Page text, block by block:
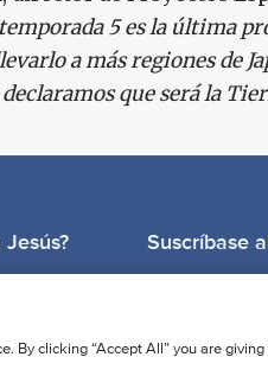
5 es la última
a más regiones de
que será la
Jesús? Suscríbase
Privacy Notice
By clicking “Accept All” you are